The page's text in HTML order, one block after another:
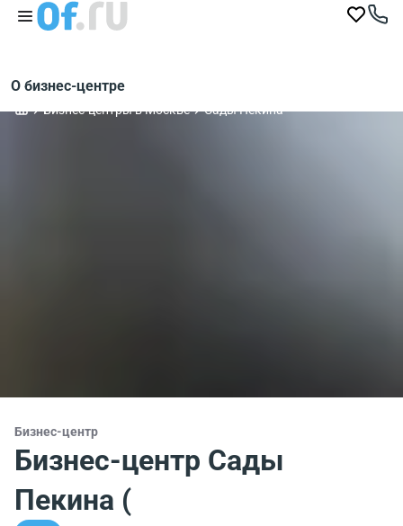
О бизнес-центре
Бизнес-центры в Москве Сады Пекина
Бизнес-центр
Бизнес-центр Сады
Пекина (